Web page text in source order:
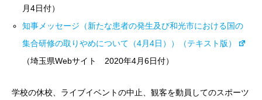
月4日付）
知事メッセージ（新たな患者の発生及び和光市における国の
集合研修の取りやめについて（4月4日））（テキスト版）
（埼玉県Webサイト 2020年4月6日付）
学校の休校、ライブイベントの中止、観客を動員してのスポーツ